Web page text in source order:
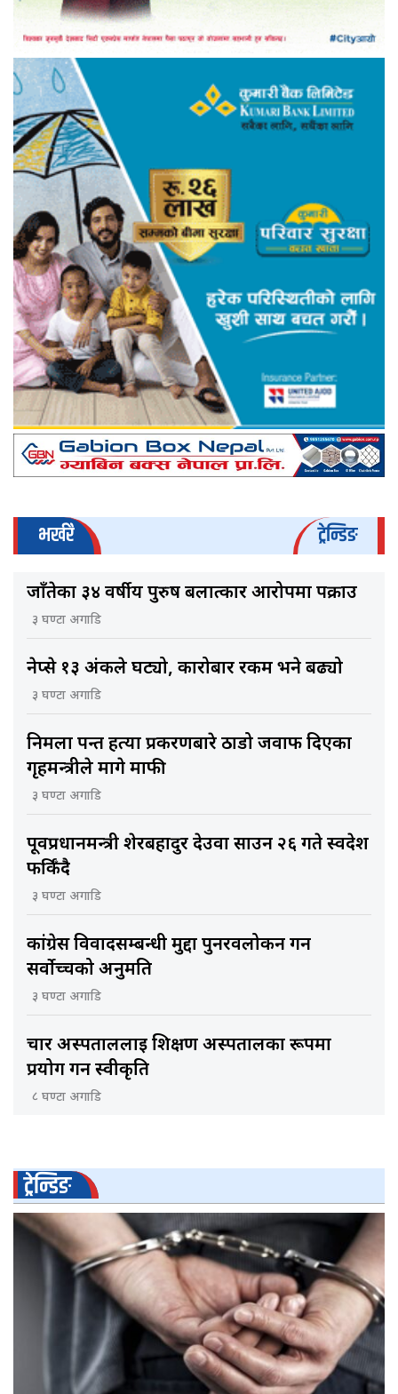
भर्खरै ट्रेन्डिङ
जाँतेका ३४ वर्षीय पुरुष बलात्कार आरोपमा पक्राउ
३ घण्टा अगाडि
नेप्से १३ अंकले घट्यो, कारोबार रकम भने बढ्यो
३ घण्टा अगाडि
निर्मला पन्त हत्या प्रकरणबारे ठाडो जवाफ दिएका
गृहमन्त्रीले मागे माफी
३ घण्टा अगाडि
पूर्वप्रधानमन्त्री शेरबहादुर देउवा साउन २६ गते स्वदेश
फर्किँदै
३ घण्टा अगाडि
कांग्रेस विवादसम्बन्धी मुद्दा पुनरवलोकन गर्न
सर्वोच्चको अनुमति
३ घण्टा अगाडि
चार अस्पताललाई शिक्षण अस्पतालका रूपमा
प्रयोग गर्न स्वीकृति
८ घण्टा अगाडि
ट्रेन्डिङ